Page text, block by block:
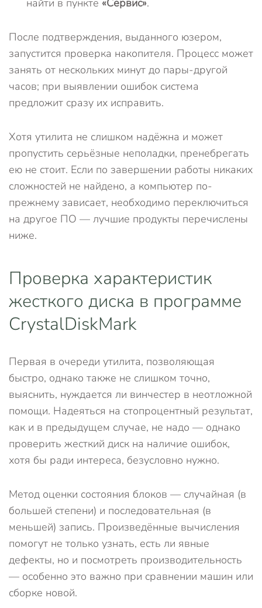
найти в пункте «Сервис».
После подтверждения, выданного юзером,
запустится проверка накопителя. Процесс может
занять от нескольких минут до пары-другой
часов; при выявлении ошибок система
предложит сразу их исправить.
Хотя утилита не слишком надёжна и может
пропустить серьёзные неполадки, пренебрегать
ею не стоит. Если по завершении работы никаких
сложностей не найдено, а компьютер по-
прежнему зависает, необходимо переключиться
на другое ПО — лучшие продукты перечислены
ниже.
Проверка характеристик
жесткого диска в программе
CrystalDiskMark
Первая в очереди утилита, позволяющая
быстро, однако также не слишком точно,
выяснить, нуждается ли винчестер в неотложной
помощи. Надеяться на стопроцентный результат,
как и в предыдущем случае, не надо — однако
проверить жесткий диск на наличие ошибок,
хотя бы ради интереса, безусловно нужно.
Метод оценки состояния блоков — случайная (в
большей степени) и последовательная (в
меньшей) запись. Произведённые вычисления
помогут не только узнать, есть ли явные
дефекты, но и посмотреть производительность
— особенно это важно при сравнении машин или
сборке новой.